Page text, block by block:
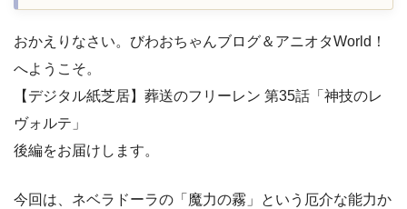
おかえりなさい。びわおちゃんブログ＆アニオタWorld！
へようこそ。
【デジタル紙芝居】葬送のフリーレン 第35話「神技のレ
ヴォルテ」
後編をお届けします。
今回は、ネベラドーラの「魔力の霧」という厄介な能力か